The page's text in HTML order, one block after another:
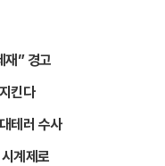
재” 경고
킨다
테러 수사
계제로